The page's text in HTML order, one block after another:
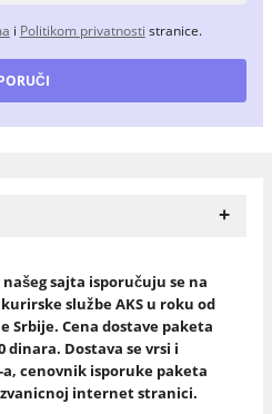
i Politikom privatnosti stranice.
+
sajta isporučuju se na
službe AKS u roku od
Srbije. Cena dostave paketa
dinara. Dostava se vrsi i
a, cenovnik isporuke paketa
internet stranici.